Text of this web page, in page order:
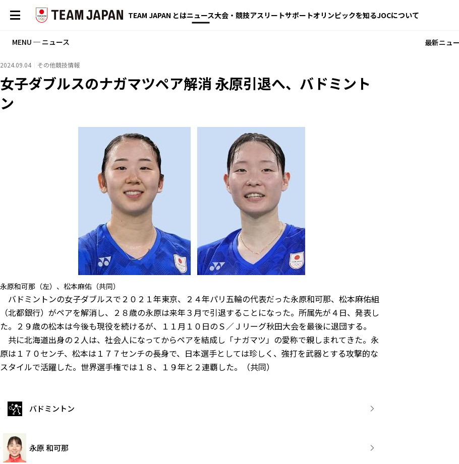
TEAM JAPAN とはニュース大会・競技アスリートサポートオリンピックを知るJOCについて
MENU ─ ニュース 最新ニュ
2024.09.04 その他競技情報
女子ダブルスのナガマツペア解消 永原引退へ、バドミント
ン
永原和可那（左）、松本麻佑（共同）
バドミントンの女子ダブルスで２０２１年東京、２４年パリ五輪の代表だった永原和可那、松本麻佑組
（北都銀行）がペアを解消し、２８歳の永原は来年３月で引退することになった。所属先が４日、発表し
た。２９歳の松本は今後も現役を続けるが、１１月１０日のＳ／Ｊリーグ秋田大会を最後に退団する。
共に北海道出身の２人は、社会人になってからペアを結成し「ナガマツ」の愛称で親しまれてきた。永
原は１７０センチ、松本は１７７センチの長身で、日本選手としては珍しく、強打を武器とする攻撃的な
スタイルで活躍した。世界選手権では１８、１９年と２連覇した。（共同）
バドミントン
永原 和可那